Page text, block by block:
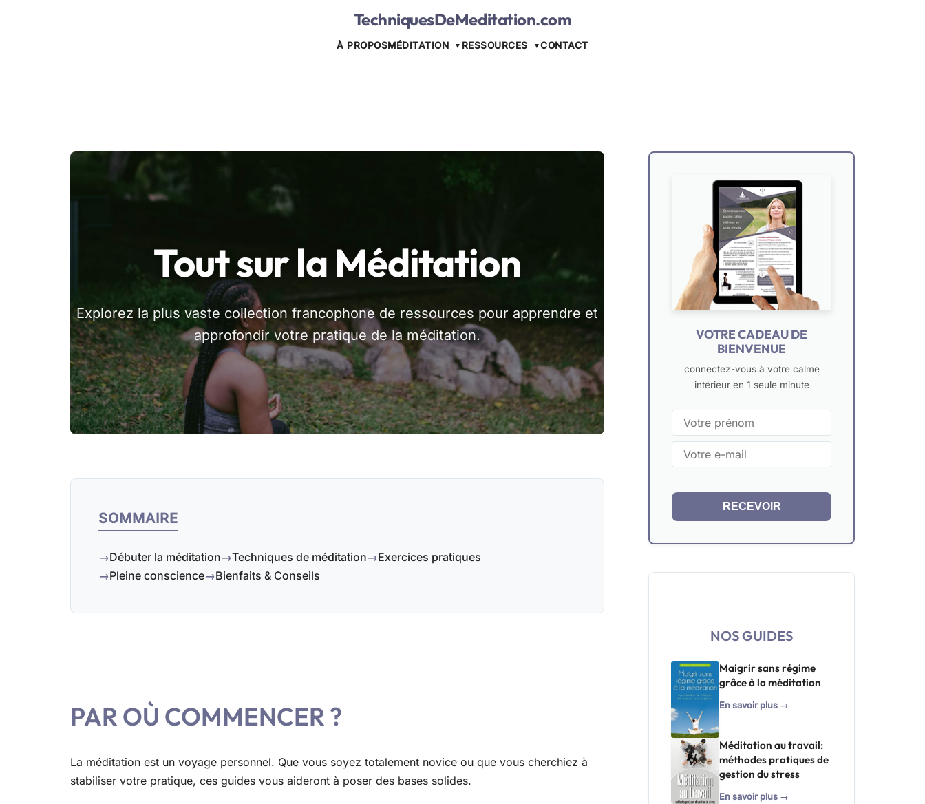
TechniquesDeMeditation.com
À PROPOSMÉDITATION RESSOURCES CONTACT
Tout sur la Méditation
Explorez la plus vaste collection francophone de ressources pour apprendre et
approfondir votre pratique de la méditation.
SOMMAIRE
Débuter la méditation Techniques de méditation
Exercices pratiques
Pleine conscience
Bienfaits & Conseils
PAR OÙ COMMENCER ?
La méditation est un voyage personnel. Que vous soyez totalement novice ou que vous cherchiez à
stabiliser votre pratique, ces guides vous aideront à poser des bases solides.
VOTRE CADEAU DE
BIENVENUE
connectez-vous à votre calme
intérieur en 1 seule minute
RECEVOIR
NOS GUIDES
Maigrir sans régime
grâce à la méditation
En savoir plus →
Méditation au travail:
méthodes pratiques de
gestion du stress
En savoir plus →